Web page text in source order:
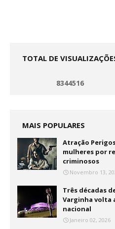
TOTAL DE
8344516
MAIS POPULARES
Atração
mulheres por
criminosos
Novembro 13,
Três décadas
Varginha volta
nacional
Janeiro 02, 2026